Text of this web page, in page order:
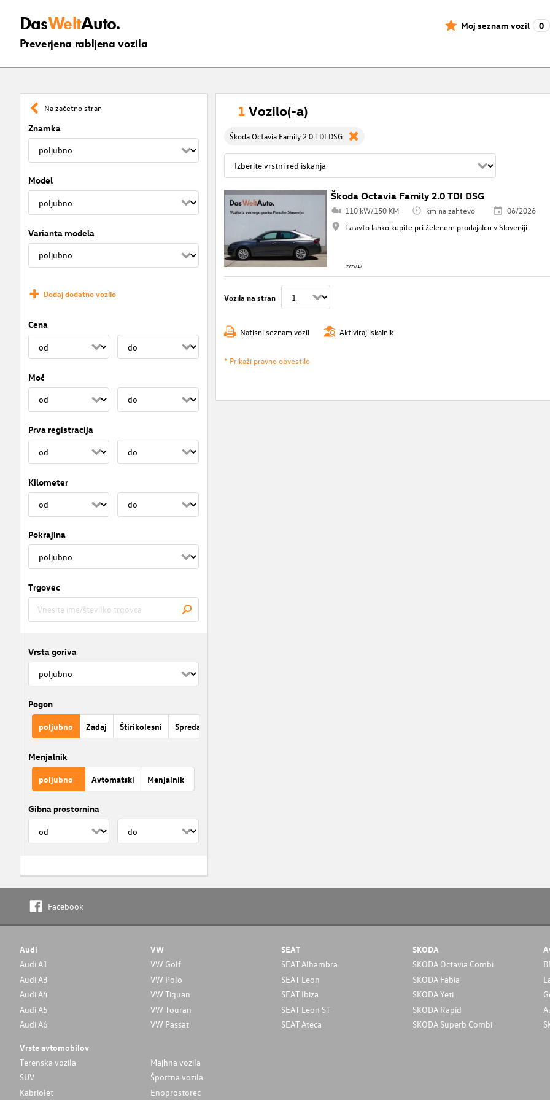
DasWeltAuto.
Preverjena rabljena vozila
Moj seznam vozil 0
Na začetno stran
Znamka
Model
Varianta modela
Dodaj dodatno vozilo
Cena
Moč
Prva registracija
Kilometer
Pokrajina
Trgovec
Vrsta goriva
Pogon
poljubno Zadaj Štirikolesni Spredaj
Menjalnik
poljubno Avtomatski Menjalnik
Gibna prostornina
1 Vozilo(-a)
Škoda Octavia Family 2.0 TDI DSG
Škoda Octavia Family 2.0 TDI DSG
110 kW/150 KM km na zahtevo
06/2026
Ta avto lahko kupite pri želenem prodajalcu v Sloveniji.
9999/17
Vozila na stran
Natisni seznam vozil Aktiviraj iskalnik
* Prikaži pravno obvestilo
Facebook
Audi
Audi A1
Audi A3
Audi A4
Audi A5
Audi A6
VW
VW Golf
VW Polo
VW Tiguan
VW Touran
VW Passat
SEAT
SEAT Alhambra
SEAT Leon
SEAT Ibiza
SEAT Leon ST
SEAT Ateca
SKODA
SKODA Octavia Combi
SKODA Fabia
SKODA Yeti
SKODA Rapid
SKODA Superb Combi
Vrste avtomobilov
Terenska vozila
Majhna vozila
SUV
Športna vozila
Kabriolet
Enoprostorec